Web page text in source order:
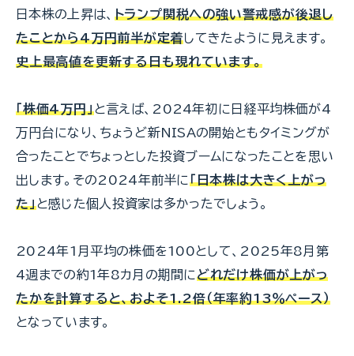
日本株の上昇は、 トランプ関税への強い警戒感が後退し
たことから4万円前半が定着してきたように見えます。
史上最高値を更新する日も現れています。
「株価4万円」と言えば、2024年初に日経平均株価が4
万円台になり、ちょうど新NISAの開始ともタイミングが
合ったことでちょっとした投資ブームになったことを思い
出します。その2024年前半に「日本株は大きく上がっ
た」と感じた個人投資家は多かったでしょう。
2024年1月平均の株価を100として、2025年8月第
4週までの約1年8カ月の期間にどれだけ株価が上がっ
たかを計算すると、およそ1.2倍（年率約13％ペース）
となっています。